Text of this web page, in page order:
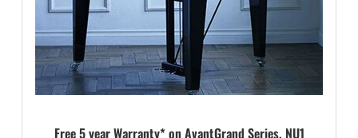
Free 5 year Warranty* on AvantGrand Series, NU1